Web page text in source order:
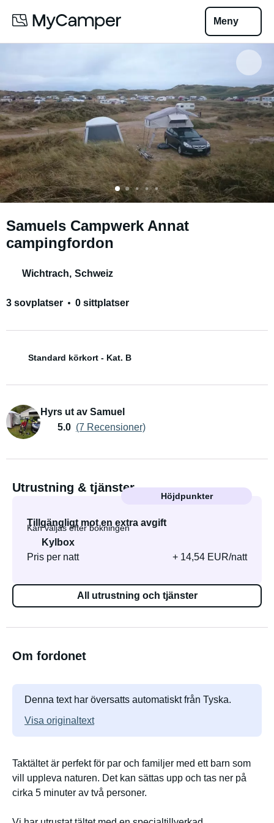
Meny
Samuels Campwerk Annat
campingfordon
Wichtrach, Schweiz
3 sovplatser 0 sittplatser
Standard körkort - Kat. B
Hyrs ut av Samuel
5.0 (7 Recensioner)
Utrustning & tjänster
Höjdpunkter
Tillgängligt mot en extra avgift
Kan väljas efter bokningen
Kylbox
Pris per natt
+ 14,54 EUR/natt
All utrustning och tjänster
Om fordonet
Denna text har översatts automatiskt från Tyska.
Visa originaltext
Taktältet är perfekt för par och familjer med ett barn som
vill uppleva naturen. Det kan sättas upp och tas ner på
cirka 5 minuter av två personer.